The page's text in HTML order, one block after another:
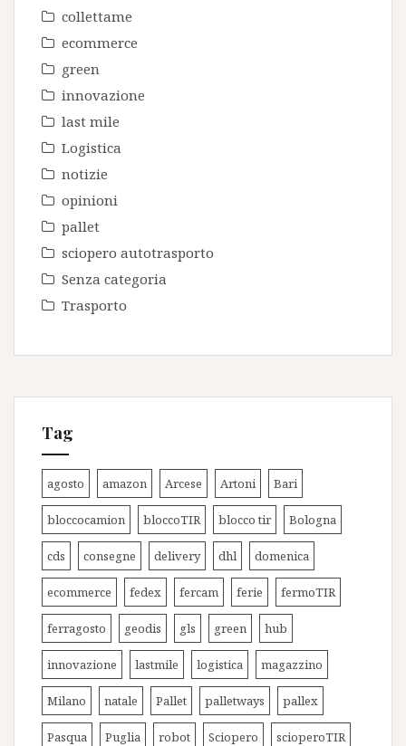
collettame
ecommerce
green
innovazione
last mile
Logistica
notizie
opinioni
pallet
sciopero autotrasporto
Senza categoria
Trasporto
Tag
agosto amazon Arcese Artoni Bari
bloccocamion bloccoTIR blocco tir Bologna
cds consegne delivery dhl domenica
ecommerce fedex fercam ferie fermoTIR
ferragosto geodis gls green hub
innovazione lastmile logistica magazzino
Milano natale Pallet palletways pallex
Pasqua Puglia robot Sciopero scioperoTIR